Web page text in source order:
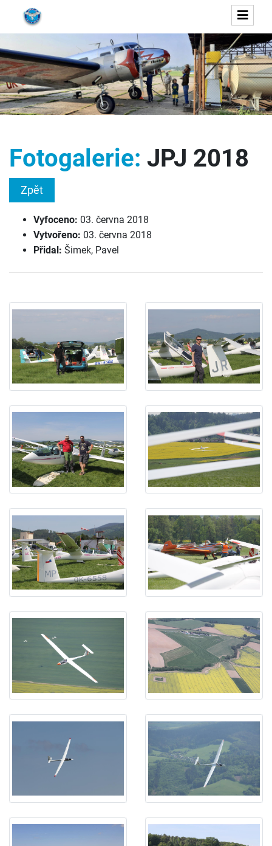
Fotogalerie: JPJ 2018
Zpět
Vyfoceno: 03. června 2018
Vytvořeno: 03. června 2018
Přidal: Šimek, Pavel